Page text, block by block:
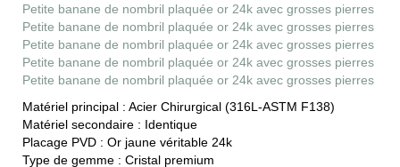
Petite banane de nombril plaquée or 24k avec grosses pierres
Petite banane de nombril plaquée or 24k avec grosses pierres
Petite banane de nombril plaquée or 24k avec grosses pierres
Petite banane de nombril plaquée or 24k avec grosses pierres
Petite banane de nombril plaquée or 24k avec grosses pierres
Matériel principal : Acier Chirurgical (316L-ASTM F138)
Matériel secondaire : Identique
Placage PVD : Or jaune véritable 24k
Type de gemme : Cristal premium